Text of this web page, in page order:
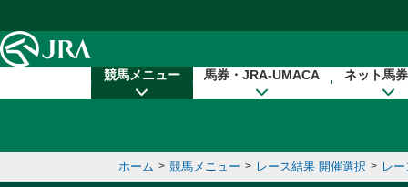
競馬メニュー 馬券・JRA-UMACA ネット馬
ホーム > 競馬メニュー > レース結果 開催選択 > レ